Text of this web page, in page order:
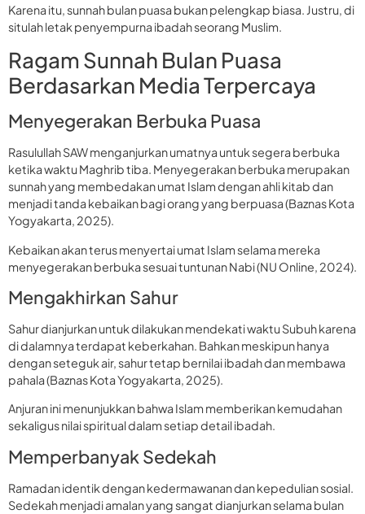
Karena itu, sunnah bulan puasa bukan pelengkap biasa. Justru, di
situlah letak penyempurna ibadah seorang Muslim.
Ragam Sunnah Bulan Puasa
Berdasarkan Media Terpercaya
Menyegerakan Berbuka Puasa
Rasulullah SAW menganjurkan umatnya untuk segera berbuka
ketika waktu Maghrib tiba. Menyegerakan berbuka merupakan
sunnah yang membedakan umat Islam dengan ahli kitab dan
menjadi tanda kebaikan bagi orang yang berpuasa (Baznas Kota
Yogyakarta, 2025).
Kebaikan akan terus menyertai umat Islam selama mereka
menyegerakan berbuka sesuai tuntunan Nabi (NU Online, 2024).
Mengakhirkan Sahur
Sahur dianjurkan untuk dilakukan mendekati waktu Subuh karena
di dalamnya terdapat keberkahan. Bahkan meskipun hanya
dengan seteguk air, sahur tetap bernilai ibadah dan membawa
pahala (Baznas Kota Yogyakarta, 2025).
Anjuran ini menunjukkan bahwa Islam memberikan kemudahan
sekaligus nilai spiritual dalam setiap detail ibadah.
Memperbanyak Sedekah
Ramadan identik dengan kedermawanan dan kepedulian sosial.
Sedekah menjadi amalan yang sangat dianjurkan selama bulan